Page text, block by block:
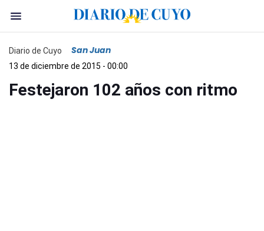
Diario de Cuyo San Juan
13 de diciembre de 2015 - 00:00
Festejaron 102 años con ritmo